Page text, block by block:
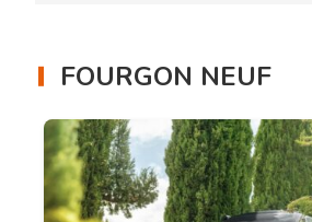
FOURGON NEUF